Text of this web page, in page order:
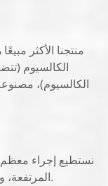
منتجنا الأكثر
الكالسيوم
الكالسيوم)،
نستطيع إجراء معظم
المرتفعة، ولذلك تتميز منتجاتنا بثبات عالٍ.